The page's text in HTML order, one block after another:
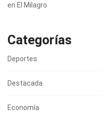
en El Milagro
Categorías
Deportes
Destacada
Economía